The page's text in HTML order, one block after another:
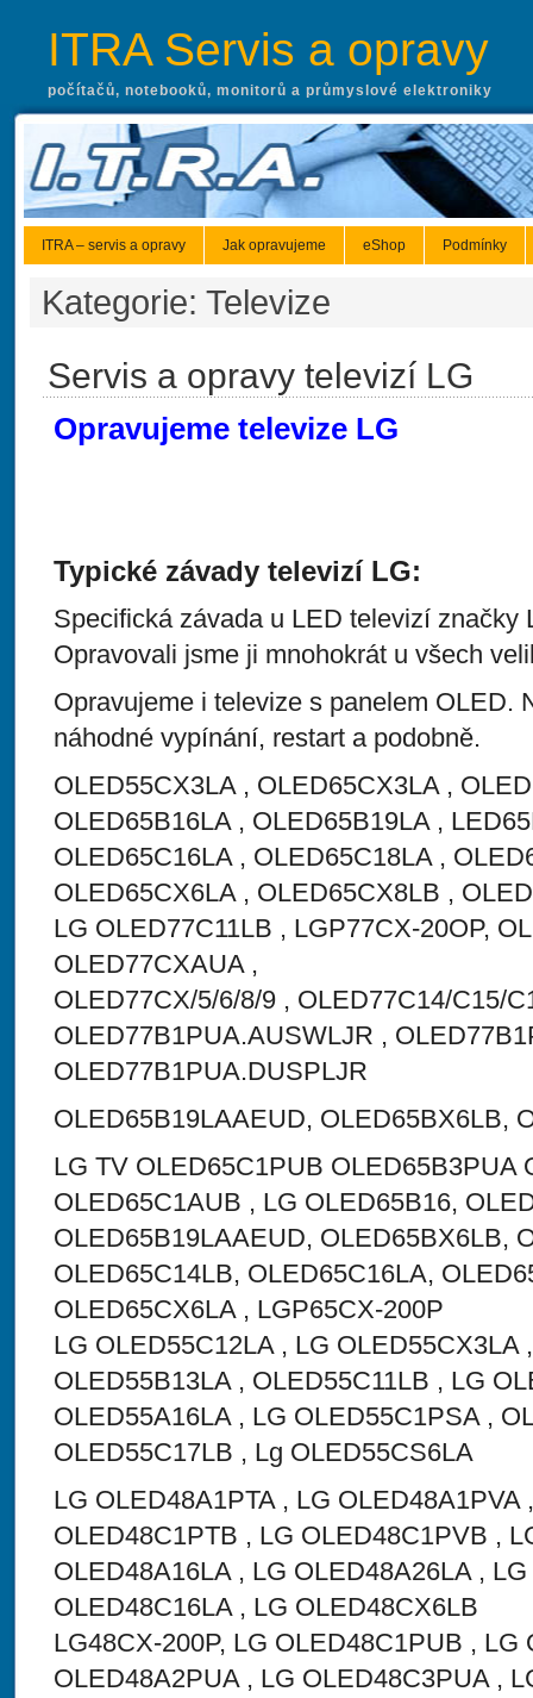
ITRA Servis a opravy
počítačů, notebooků, monitorů a průmyslové elektroniky
ITRA – servis a opravy Jak opravujeme eShop Podmínky
Kategorie: Televize
Servis a opravy televizí LG
Opravujeme televize LG
Typické závady televizí LG:
Specifická závada u LED televizí značky
Opravovali jsme ji mnohokrát u všech
Opravujeme i televize s panelem OLED.
náhodné vypínání, restart a podobně.
OLED55CX3LA , OLED65CX3LA ,
OLED65B16LA , OLED65B19LA ,
OLED65C16LA , OLED65C18LA ,
OLED65CX6LA , OLED65CX8LB ,
LG OLED77C11LB , LGP77CX-20OP,
OLED77CXAUA ,
OLED77CX/5/6/8/9 , OLED77C14/C15/
OLED77B1PUA.AUSWLJR ,
OLED77B1PUA.DUSPLJR
OLED65B19LAAEUD, OLED65BX6LB,
LG TV OLED65C1PUB OLED65B3PUA
OLED65C1AUB , LG OLED65B16,
OLED65B19LAAEUD, OLED65BX6LB,
OLED65C14LB, OLED65C16LA,
OLED65CX6LA , LGP65CX-200P
LG OLED55C12LA , LG OLED55CX3LA
OLED55B13LA , OLED55C11LB , LG
OLED55A16LA , LG OLED55C1PSA ,
OLED55C17LB , Lg OLED55CS6LA
LG OLED48A1PTA , LG
OLED48C1PTB , LG OLED48C1PVB ,
OLED48A16LA , LG OLED48A26LA ,
OLED48C16LA , LG OLED48CX6LB
LG48CX-200P, LG OLED48C1PUB , LG
OLED48A2PUA , LG OLED48C3PUA ,